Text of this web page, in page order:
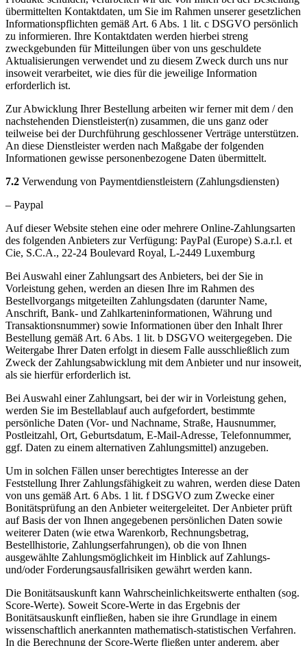
übermittelten Kontaktdaten, um Sie im Rahmen unserer gesetzlichen
Informationspflichten gemäß Art. 6 Abs. 1 lit. c DSGVO persönlich
zu informieren. Ihre Kontaktdaten werden hierbei streng
zweckgebunden für Mitteilungen über von uns geschuldete
Aktualisierungen verwendet und zu diesem Zweck durch uns nur
insoweit verarbeitet, wie dies für die jeweilige Information
erforderlich ist.
Zur Abwicklung Ihrer Bestellung arbeiten wir ferner mit dem / den
nachstehenden Dienstleister(n) zusammen, die uns ganz oder
teilweise bei der Durchführung geschlossener Verträge unterstützen.
An diese Dienstleister werden nach Maßgabe der folgenden
Informationen gewisse personenbezogene Daten übermittelt.
7.2 Verwendung von Paymentdienstleistern (Zahlungsdiensten)
– Paypal
Auf dieser Website stehen eine oder mehrere Online-Zahlungsarten
des folgenden Anbieters zur Verfügung: PayPal (Europe) S.a.r.l. et
Cie, S.C.A., 22-24 Boulevard Royal, L-2449 Luxemburg
Bei Auswahl einer Zahlungsart des Anbieters, bei der Sie in
Vorleistung gehen, werden an diesen Ihre im Rahmen des
Bestellvorgangs mitgeteilten Zahlungsdaten (darunter Name,
Anschrift, Bank- und Zahlkarteninformationen, Währung und
Transaktionsnummer) sowie Informationen über den Inhalt Ihrer
Bestellung gemäß Art. 6 Abs. 1 lit. b DSGVO weitergegeben. Die
Weitergabe Ihrer Daten erfolgt in diesem Falle ausschließlich zum
Zweck der Zahlungsabwicklung mit dem Anbieter und nur insoweit,
als sie hierfür erforderlich ist.
Bei Auswahl einer Zahlungsart, bei der wir in Vorleistung gehen,
werden Sie im Bestellablauf auch aufgefordert, bestimmte
persönliche Daten (Vor- und Nachname, Straße, Hausnummer,
Postleitzahl, Ort, Geburtsdatum, E-Mail-Adresse, Telefonnummer,
ggf. Daten zu einem alternativen Zahlungsmittel) anzugeben.
Um in solchen Fällen unser berechtigtes Interesse an der
Feststellung Ihrer Zahlungsfähigkeit zu wahren, werden diese Daten
von uns gemäß Art. 6 Abs. 1 lit. f DSGVO zum Zwecke einer
Bonitätsprüfung an den Anbieter weitergeleitet. Der Anbieter prüft
auf Basis der von Ihnen angegebenen persönlichen Daten sowie
weiterer Daten (wie etwa Warenkorb, Rechnungsbetrag,
Bestellhistorie, Zahlungserfahrungen), ob die von Ihnen
ausgewählte Zahlungsmöglichkeit im Hinblick auf Zahlungs-
und/oder Forderungsausfallrisiken gewährt werden kann.
Die Bonitätsauskunft kann Wahrscheinlichkeitswerte enthalten (sog.
Score-Werte). Soweit Score-Werte in das Ergebnis der
Bonitätsauskunft einfließen, haben sie ihre Grundlage in einem
wissenschaftlich anerkannten mathematisch-statistischen Verfahren.
In die Berechnung der Score-Werte fließen unter anderem, aber